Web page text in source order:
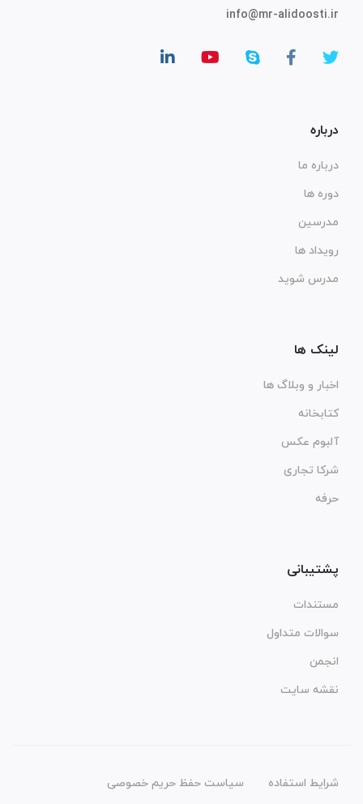
info@mr-alidoosti.ir
درباره
درباره ما
دوره ها
مدرسین
رویداد ها
مدرس شوید
لینک ها
اخبار و وبلاگ ها
کتابخانه
آلبوم عکس
شرکا تجاری
حرفه
پشتیبانی
مستندات
سوالات متداول
انجمن
نقشه سایت
شرایط استفاده سیاست حفظ حریم خصوصی